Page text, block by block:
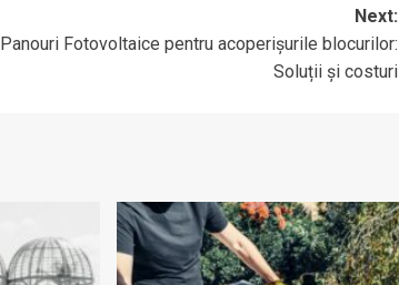
Next:
Panouri Fotovoltaice pentru acoperișurile blocurilor:
Soluții și costuri